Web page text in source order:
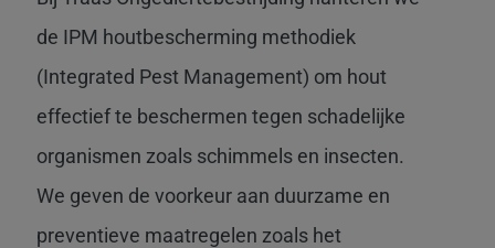
de IPM houtbescherming methodiek
(Integrated Pest Management) om hout
effectief te beschermen tegen schadelijke
organismen zoals schimmels en insecten.
We geven de voorkeur aan duurzame en
preventieve maatregelen zoals het